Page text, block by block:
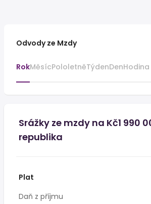
Odvody ze Mzdy
RokMěsícPololetněTýdenDenHodina
Srážky ze mzdy na Kč1 990
republika
Plat
Daň z příjmu